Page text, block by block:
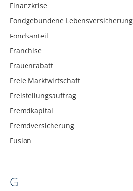
Finanzkrise
Fondgebundene Lebensversicherung
Fondsanteil
Franchise
Frauenrabatt
Freie Marktwirtschaft
Freistellungsauftrag
Fremdkapital
Fremdversicherung
Fusion
G